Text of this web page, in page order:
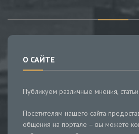
О САЙТЕ
Публикуем различные мнения,
Посетителям нашего сайта
общения на портале – вы можете